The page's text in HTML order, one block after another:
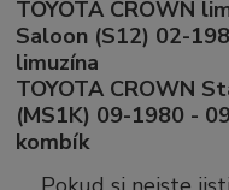
TOYOTA CROWN
Saloon (S12) 02-
limuzína
TOYOTA CROWN
(MS1K) 09-1980 -
kombík